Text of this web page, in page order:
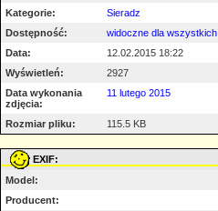
Kategorie:
Sieradz
Dostępność:
widoczne dla wszystkich
Data:
12.02.2015 18:22
Wyświetleń:
2927
Data wykonania
zdjęcia:
11 lutego 2015
Rozmiar pliku: 115.5 KB
EXIF:
Model:
Producent: